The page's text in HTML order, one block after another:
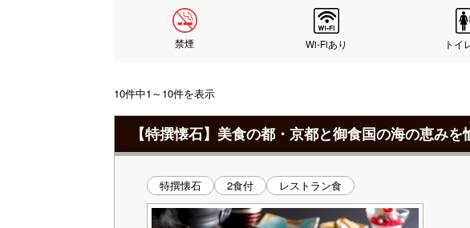
禁煙 Wi-Fiあり トイ
10件中1～10件を表示
【特撰懐石】美食の都・京都と御食国の海の恵み
特撰懐石 2食付 レストラン食